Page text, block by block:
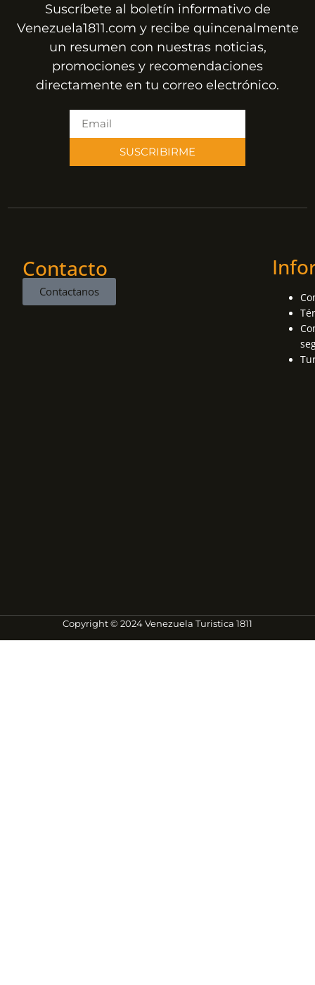
Suscríbete al boletín informativo de
Venezuela1811.com y recibe quincenalmente
un resumen con nuestras noticias,
promociones y recomendaciones
directamente en tu correo electrónico.
SUSCRIBIRME
Contacto
Contactanos
Copyright © 2024 Venezuela Turistica 1811